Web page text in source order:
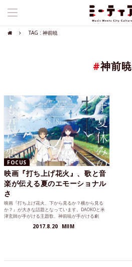
TAG : 神前暁
#神前暁
FOCUS
映画『打ち上げ花火』、歌と音
楽が伝える夏のエモーショナル
さ
映画『打ち上げ花火、下から見るか？横から見る
か？』が大きな話題となっています。DAOKOと米
津玄師が手がける主題歌、神前暁が手がける劇
2017.8.20 MIIM